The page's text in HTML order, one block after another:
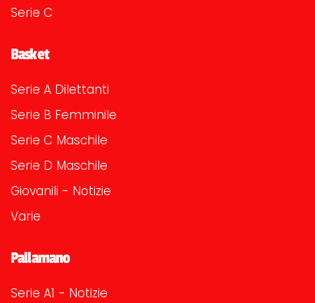
Serie C
Basket
Serie A Dilettanti
Serie B Femminile
Serie C Maschile
Serie D Maschile
Giovanili - Notizie
Varie
Pallamano
Serie A1 - Notizie